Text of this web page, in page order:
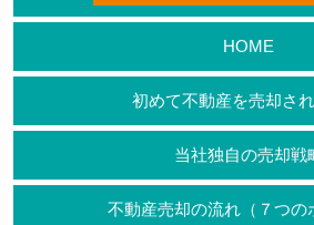
HOME
初めて不動産を売却さ
当社独自の売却戦
不動産売却の流れ（７つの